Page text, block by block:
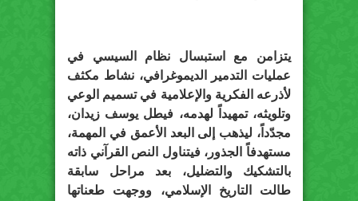
يتزامن مع استبسال نظام السيسي في
عمليات التدمير الديموغرافي، نشاط مكثف
لأذرعه الفكرية والإعلامية في تسميم الوعي
وتلويثه، تمهيداً لهدمه، فيطل يوسف زيدان،
مجدّداً، ليذهب إلى البعد الأعمق في المهمة،
مستهدفاً الجذور، فيتناول النص القرآني ذاته
بالتشكيك والتضليل، بعد مراحل سابقة
طالت التاريخ الإسلامي، ووجهت طعناتها